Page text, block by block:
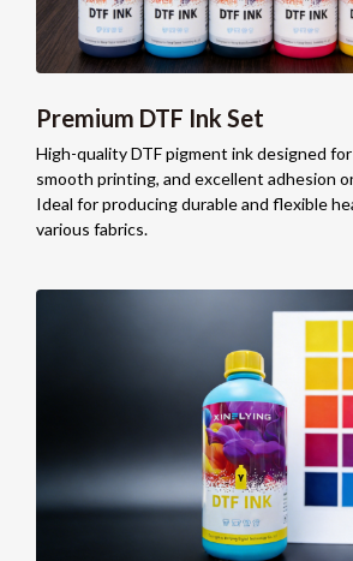
Premium DTF Ink Set
High-quality DTF pigment ink designed
smooth printing, and excellent adhesion
Ideal for producing durable and flexible
various fabrics.